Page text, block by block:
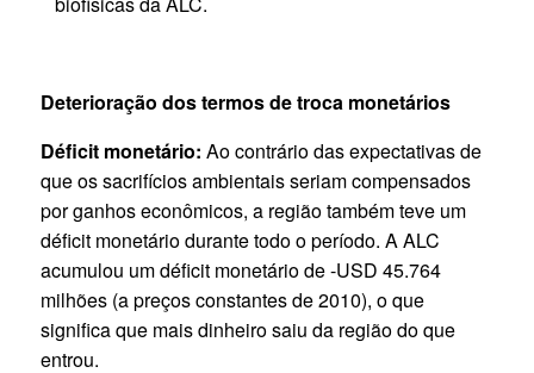
Deterioração dos termos de troca monetários
Déficit monetário: Ao contrário das expectativas de
que os sacrifícios ambientais seriam compensados
por ganhos econômicos, a região também teve um
déficit monetário durante todo o período. A ALC
acumulou um déficit monetário de -USD 45.764
milhões (a preços constantes de 2010), o que
significa que mais dinheiro saiu da região do que
entrou.